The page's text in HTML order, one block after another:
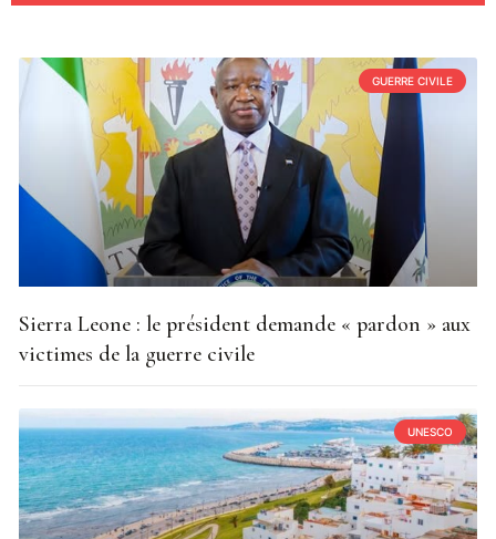
GUERRE CIVILE
Sierra Leone : le président demande « pardon » aux
victimes de la guerre civile
UNESCO